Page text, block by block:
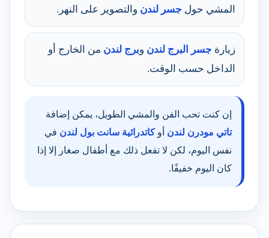
المشي حول جسر لندن والتصوير على النهر.
زيارة جسر البرج لندن وبرج لندن من الخارج أو
الداخل حسب الوقت.
إن كنت تحب الفن والمشي الطويل، يمكن إضافة
تاتي مودرن لندن أوكاتدرائية سانت بول لندن في
نفس اليوم، لكن لا تفعل ذلك مع أطفال صغار إلا إذا
كان اليوم خفيفًا.